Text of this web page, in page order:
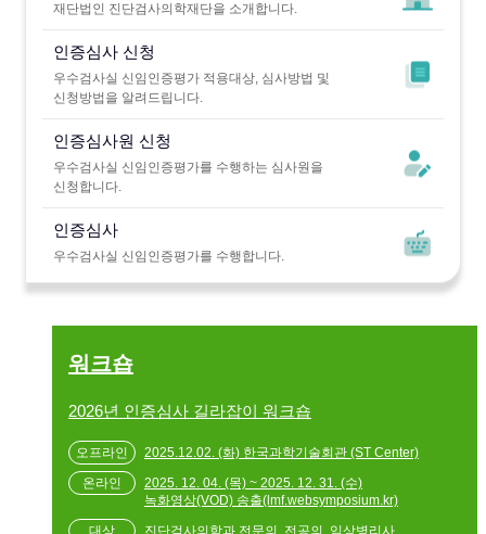
재단법인 진단검사의학재단을 소개합니다.
인증심사 신청
우수검사실 신임인증평가 적용대상, 심사방법 및
신청방법을 알려드립니다.
인증심사원 신청
우수검사실 신임인증평가를 수행하는 심사원을
신청합니다.
인증심사
우수검사실 신임인증평가를 수행합니다.
워크숍
2026년 인증심사 길라잡이 워크숍
2025.12.02. (화) 한국과학기술회관 (ST Center)
2025. 12. 04. (목) ~ 2025. 12. 31. (수)
녹화영상(VOD) 송출(lmf.websymposium.kr)